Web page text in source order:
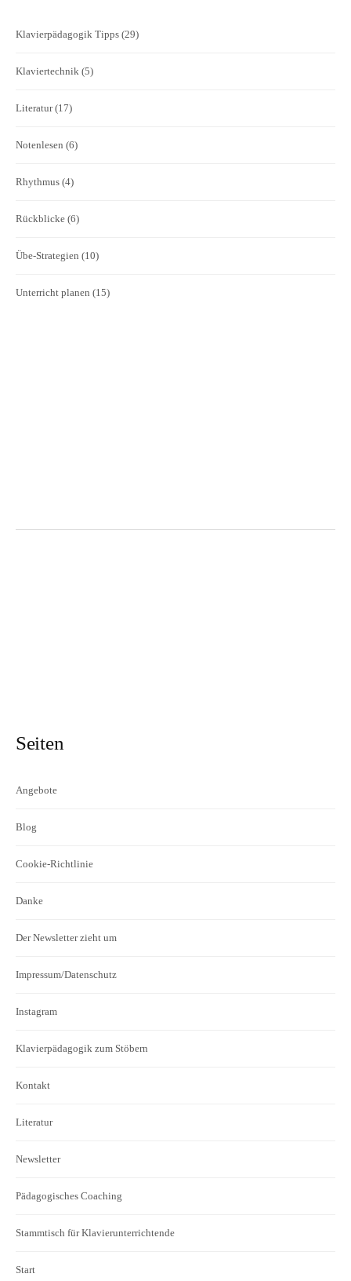
Klavierpädagogik Tipps (29)
Klaviertechnik (5)
Literatur(17)
Notenlesen (6)
Rhythmus (4)
Rückblicke (6)
Übe-Strategien (10)
Unterricht planen (15)
Seiten
Angebote
Blog
Cookie-Richtlinie
Danke
Der Newsletter zieht um
Impressum/Datenschutz
Instagram
Klavierpädagogik zum Stöbern
Kontakt
Literatur
Newsletter
Pädagogisches Coaching
Stammtisch für Klavierunterrichtende
Start